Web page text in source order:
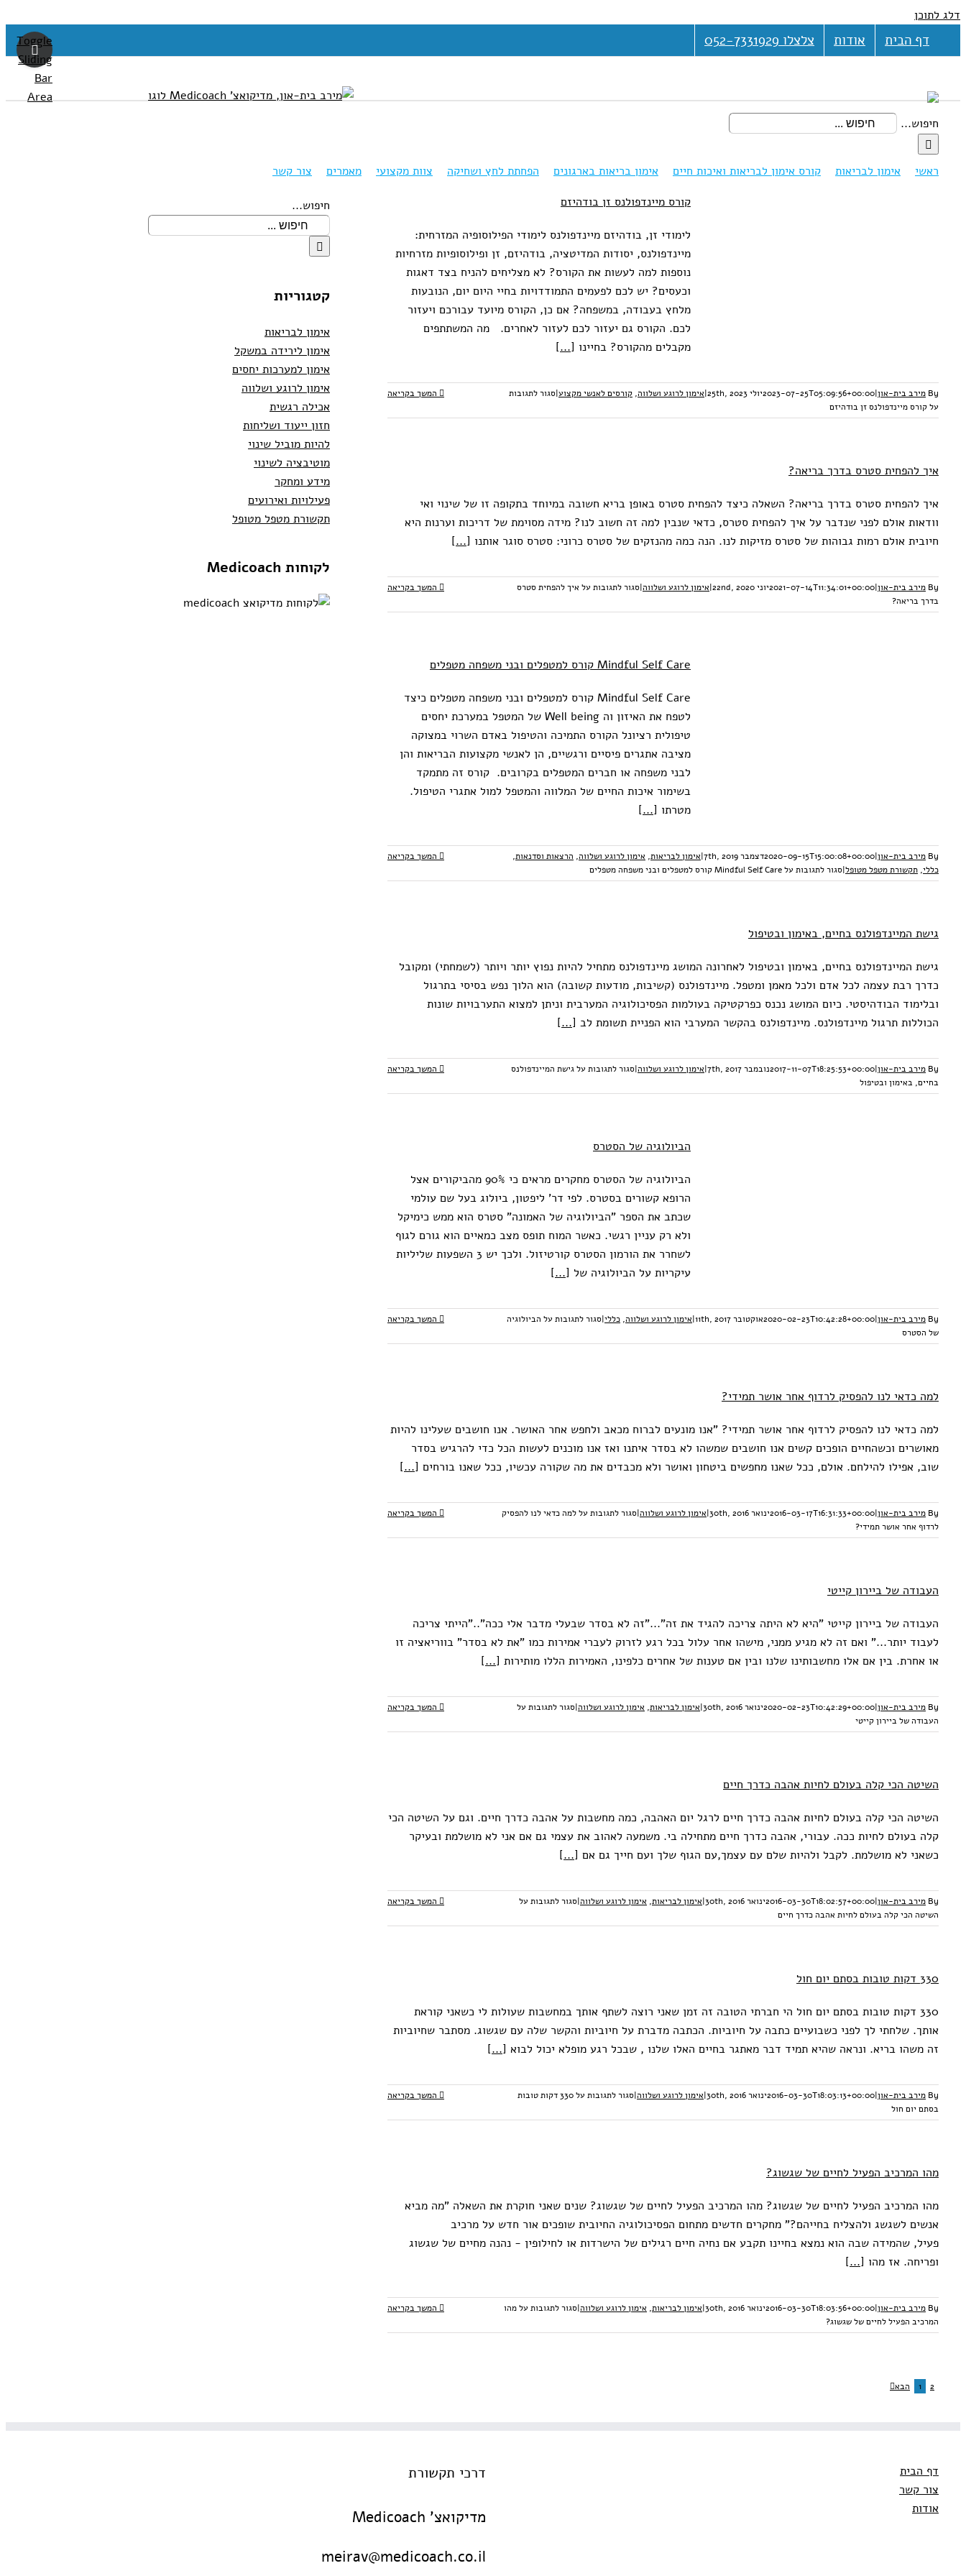
דלג לתוכן
דף הבית אודות צלצלו 052-7331929
חיפוש...
ראשי אימון לבריאות קורס אימון לבריאות ואיכות חיים אימון בריאות בארגונים הפחתת לחץ ושחיקה צוות מקצועי מאמרים צור קשר
קורס מיינדפולנס זן בודהיזם
אימון לרוגע ושלווה קורסים לאנשי מקצוע
קורס מיינדפולנס זן בודהיזם
לימודי זן, בודהיזם מיינדפולנס לימודי הפילוסופיה המזרחית:
מיינדפולנס, יסודות המדיטציה, בודהיזם, זן ופילוסופיות מזרחיות
נוספות למה לעשות את הקורס? לא מצליחים להניח בצד דאגות
וכעסים? יש לכם לפעמים התמודדויות בחיי היום יום, הנובעות
מלחץ בעבודה, במשפחה? אם כן, הקורס מיועד עבורכם ויעזור
לכם. הקורס גם יעזור לכם לעזור לאחרים. מה המשתתפים
מקבלים מהקורס? בחיינו [...]
By מירב בית-און|
2023-07-25T05:09:56+00:00יולי 25th, 2023 |אימון לרוגע ושלווה, קורסים לאנשי מקצוע|סגור לתגובות
על קורס מיינדפולנס זן בודהיזם
המשך בקריאה
איך להפחית סטרס בדרך בריאה?
איך להפחית סטרס בדרך בריאה? השאלה כיצד להפחית סטרס באופן בריא חשובה במיוחד בתקופה זו של שינוי ואי
וודאות אולם לפני שנדבר על איך להפחית סטרס, כדאי שנבין למה זה חשוב לנו? מידה מסוימת של דריכות וערנות היא
חיובית אולם רמות גבוהות של סטרס מזיקות לנו. הנה כמה מהנזקים של סטרס כרוני: סטרס סוגר אותנו [...]
By מירב בית-און|
2021-07-14T11:34:01+00:00יוני 22nd, 2020 |אימון לרוגע ושלווה|סגור לתגובות על איך להפחית סטרס
בדרך בריאה?
המשך בקריאה
Mindful Self Care קורס
למטפלים ובני משפחה מטפלים
אימון לרוגע ושלווה
כללי תקשורת מטפל מטופל
Mindful Self Care קורס למטפלים ובני משפחה מטפלים
Mindful Self Care קורס למטפלים ובני משפחה מטפלים כיצד
לטפח את האיזון וה Well being של המטפל במערכת יחסים
טיפולית רציונל הקורס התמיכה והטיפול באדם השרוי במצוקה
מציבה אתגרים פיסיים ורגשיים, הן לאנשי מקצועות הבריאות והן
לבני משפחה או חברים המטפלים בקרובים. קורס זה מתמקד
בשימור איכות החיים של המלווה והמטפל למול אתגרי הטיפול.
מטרתו [...]
By מירב בית-און|
2020-09-15T15:00:08+00:00דצמבר 7th, 2019 |אימון לבריאות, אימון לרוגע ושלווה, הרצאות וסדנאות,
כללי, תקשורת מטפל מטופל|סגור לתגובות על Mindful Self Care קורס למטפלים ובני משפחה מטפלים
המשך בקריאה
גישת המיינדפולנס בחיים, באימון ובטיפול
גישת המיינדפולנס בחיים, באימון ובטיפול לאחרונה המושג מיינדפולנס מתחיל להיות נפוץ יותר ויותר (לשמחתי) ומקובל
כדרך רבת עצמה לכל אדם ולכל מאמן ומטפל. מיינדפולנס (קשיבות, מודעות קשובה) הוא הלוך נפש בסיסי בתרגול
ובלימוד הבודהיסטי. כיום המושג נכנס כפרקטיקה בעולמות הפסיכולוגיה המערבית וניתן למצוא התערבויות שונות
הכוללות תרגול מיינדפולנס. מיינדפולנס בהקשר המערבי הוא הפניית תשומת לב [...]
By מירב בית-און|
2017-11-07T18:25:53+00:00נובמבר 7th, 2017 |אימון לרוגע ושלווה|סגור לתגובות על גישת המיינדפולנס
בחיים, באימון ובטיפול
המשך בקריאה
הביולוגיה של הסטרס
הביולוגיה של הסטרס
הביולוגיה של הסטרס מחקרים מראים כי 90% מהביקורים אצל
הרופא קשורים בסטרס. לפי דר' ליפטון, ביולוג בעל שם עולמי
שכתב את הספר "הביולוגיה של האמונה" סטרס הוא ממש כימיקל
ולא רק עניין רגשי. כאשר המוח תופס מצב כמאיים הוא גורם לגוף
לשחרר את הורמון הסטרס קורטיזול. ולכך יש 3 השפעות שליליות
עיקריות על הביולוגיה של [...]
By מירב בית-און|
2020-02-23T10:42:28+00:00אוקטובר 11th, 2017 |אימון לרוגע ושלווה, כללי|סגור לתגובות על הביולוגיה
של הסטרס
המשך בקריאה
למה כדאי לנו להפסיק לרדוף אחר אושר תמידי?
למה כדאי לנו להפסיק לרדוף אחר אושר תמידי? "אנו מונעים לברוח מכאב ולחפש אחר האושר. אנו חושבים שעלינו להיות
מאושרים וכשהחיים הופכים קשים אנו חושבים שמשהו לא בסדר איתנו ואז אנו מוכנים לעשות הכל כדי להרגיש בסדר
שוב, אפילו להילחם. אולם, ככל שאנו מחפשים ביטחון ואושר ולא מכבדים את מה שקורה עכשיו, ככל שאנו בורחים [...]
By מירב בית-און|
2016-03-17T16:31:33+00:00ינואר 30th, 2016 |אימון לרוגע ושלווה|סגור לתגובות על למה כדאי לנו להפסיק
לרדוף אחר אושר תמידי?
המשך בקריאה
העבודה של ביירון קייטי
העבודה של ביירון קייטי "היא לא היתה צריכה להגיד את זה"..."זה לא בסדר שבעלי מדבר אלי ככה".."הייתי צריכה
לעבוד יותר..." ואם זה לא מגיע ממני, מישהו אחר עלול בכל רגע לזרוק לעברי אמירות כמו "את לא בסדר" בווריאציה זו
או אחרת. בין אם אלו מחשבותינו שלנו ובין אם טענות של אחרים כלפינו, האמירות הללו מותירות [...]
By מירב בית-און|
2020-02-23T10:42:29+00:00ינואר 30th, 2016 |אימון לבריאות, אימון לרוגע ושלווה|סגור לתגובות על
העבודה של ביירון קייטי
המשך בקריאה
השיטה הכי קלה בעולם לחיות אהבה כדרך חיים
השיטה הכי קלה בעולם לחיות אהבה כדרך חיים לרגל יום האהבה, כמה מחשבות על אהבה כדרך חיים. וגם על השיטה הכי
קלה בעולם לחיות ככה. עבורי, אהבה כדרך חיים מתחילה בי. משמעה לאהוב את עצמי גם אם אני לא מושלמת ובעיקר
כשאני לא מושלמת. לקבל ולהיות שלם עם עצמך,עם הגוף שלך ועם חייך גם אם [...]
By מירב בית-און|
2016-03-30T18:02:57+00:00ינואר 30th, 2016 |אימון לבריאות, אימון לרוגע ושלווה|סגור לתגובות על
השיטה הכי קלה בעולם לחיות אהבה כדרך חיים
המשך בקריאה
330 דקות טובות בסתם יום חול
330 דקות טובות בסתם יום חול הי חברתי הטובה זה זמן שאני רוצה לשתף אותך במחשבות שעולות לי כשאני קוראת
אותך. שלחתי לך לפני כשבועיים כתבה על חיוביות. הכתבה מדברת על חיוביות והקשר שלה עם שגשוג. מסתבר שחיוביות
זה משהו בריא. ונראה שהיא תמיד דבר מאתגר בחיים האלו שלנו , שבכל רגע מופלא יכול לבוא [...]
By מירב בית-און|
2016-03-30T18:03:13+00:00ינואר 30th, 2016 |אימון לרוגע ושלווה|סגור לתגובות
על 330 דקות טובות
בסתם יום חול
המשך בקריאה
מהו המרכיב הפעיל לחיים של שגשוג?
מהו המרכיב הפעיל לחיים של שגשוג? מהו המרכיב הפעיל לחיים של שגשוג? שנים שאני חוקרת את השאלה "מה מביא
אנשים לשגשג ולהצליח בחייהם?" מחקרים חדשים מתחום הפסיכולוגיה החיובית שופכים אור חדש על מרכיב
פעיל, שהמידה שבה הוא נמצא בחיינו תקבע אם נחיה חיים רגילים של הישרדות או לחילופין - נהנה מחיים של שגשוג
ופריחה. אז מהו [...]
By מירב בית-און|
2016-03-30T18:03:56+00:00ינואר 30th, 2016 |אימון לבריאות, אימון לרוגע ושלווה|סגור לתגובות על מהו
המרכיב הפעיל לחיים של שגשוג?
המשך בקריאה
1 2 הבא
חיפוש...
קטגוריות
אימון לבריאות
אימון לירידה במשקל
אימון למערכות יחסים
אימון לרוגע ושלווה
אכילה רגשית
חזון ייעוד ושליחות
להיות מוביל שינוי
מוטיבציה לשינוי
מידע ומחקר
פעילויות ואירועים
תקשורת מטפל מטופל
לקוחות Medicoach
דף הבית
צור קשר
אודות
דרכי תקשורת
מדיקואצ' Medicoach
meirav@medicoach.co.il
Toggle
Sliding
Bar
Area